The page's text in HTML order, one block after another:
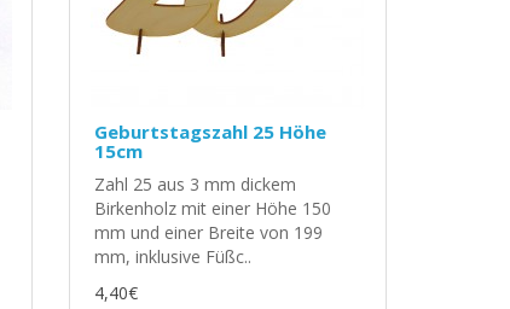
Geburtstagszahl 25 Höhe
15cm
Zahl 25 aus 3 mm dickem
Birkenholz mit einer Höhe 150
mm und einer Breite von 199
mm, inklusive Füßc..
4,40€